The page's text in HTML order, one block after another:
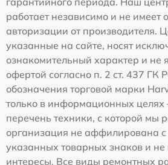
работает независимо и не имеет
авторизации от производителя.
указанные на сайте, носят
ознакомительный характер и не
офертой согласно п. 2 ст. 437 ГК
обозначения торговой марки
только в информационных целях
перечень техники, с которой мы
организация не аффилирована
указанных товарных знаков и не
интересы. Все виды ремонтных